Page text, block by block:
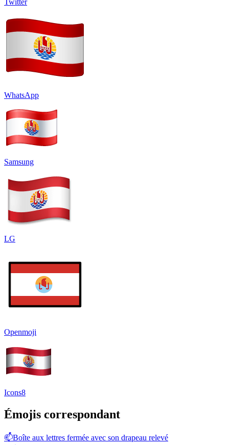
Twitter
WhatsApp
Samsung
LG
Openmoji
Icons8
Émojis correspondant
📫Boîte aux lettres fermée avec son drapeau relevé